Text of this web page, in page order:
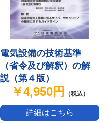
電気設備の技術基準
（省令及び解釈）の解
説（第４版）
￥4,950円 （税込）
詳細はこちら